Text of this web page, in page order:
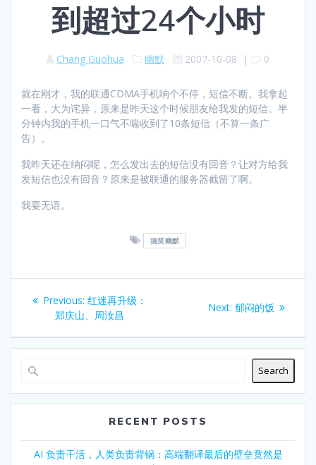
到超过24个小时
Chang Guohua 幽默 2007-10-08 | 0
就在刚才，我的联通CDMA手机响个不停，短信不断。我拿起
一看，大为诧异，原来是昨天这个时候朋友给我发的短信。半
分钟内我的手机一口气不喘收到了10条短信（不算一条广
告）。
我昨天还在纳闷呢，怎么发出去的短信没有回音？让对方给我
发短信也没有回音？原来是被联通的服务器截留了啊。
我要无语。
搞笑幽默
Post
navigation
Previous: Previous
post:
红迷再升级：
郑庆山、周汝昌
Next: Next
郁闷的饭
Search
RECENT POSTS
AI 负责干活，人类负责背锅：高端翻译最后的壁垒竟然是